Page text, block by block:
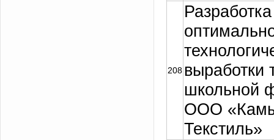
208
Разработка
выработки
школьной
ООО
Текстиль»